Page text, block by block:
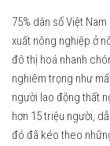
Ashui Awards Tour
Liên hệ
75% dân số Việt
xuất nông nghiệp ở
đô thị hoá nhanh
nghiêm trọng như
người lao động thất
hơn 15 triệu người,
đó đã kéo theo